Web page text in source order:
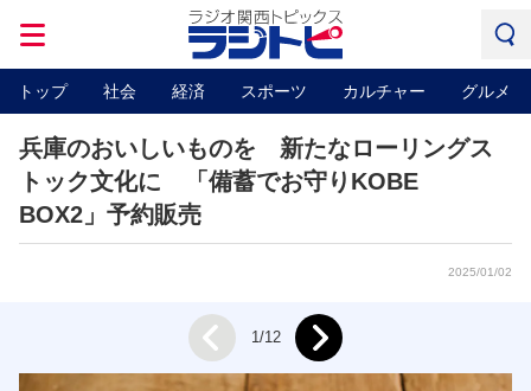
トップ 社会 経済 スポーツ カルチャー グルメ
兵庫のおいしいものを 新たなローリングス
トック文化に 「備蓄でお守りKOBE
BOX2」予約販売
2025/01/02
1/12